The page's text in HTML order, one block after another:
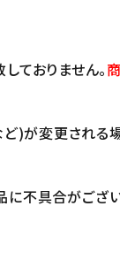
ておりません。
)が変更される
に不具合がござ